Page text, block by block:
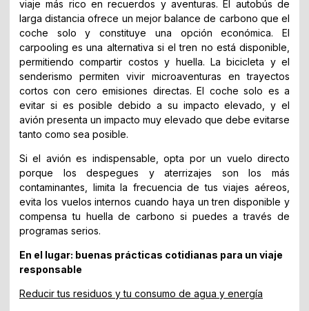
viaje más rico en recuerdos y aventuras. El autobús de
larga distancia ofrece un mejor balance de carbono que el
coche solo y constituye una opción económica. El
carpooling es una alternativa si el tren no está disponible,
permitiendo compartir costos y huella. La bicicleta y el
senderismo permiten vivir microaventuras en trayectos
cortos con cero emisiones directas. El coche solo es a
evitar si es posible debido a su impacto elevado, y el
avión presenta un impacto muy elevado que debe evitarse
tanto como sea posible.
Si el avión es indispensable, opta por un vuelo directo
porque los despegues y aterrizajes son los más
contaminantes, limita la frecuencia de tus viajes aéreos,
evita los vuelos internos cuando haya un tren disponible y
compensa tu huella de carbono si puedes a través de
programas serios.
En el lugar: buenas prácticas cotidianas para un viaje
responsable
Reducir tus residuos y tu consumo de agua y energía